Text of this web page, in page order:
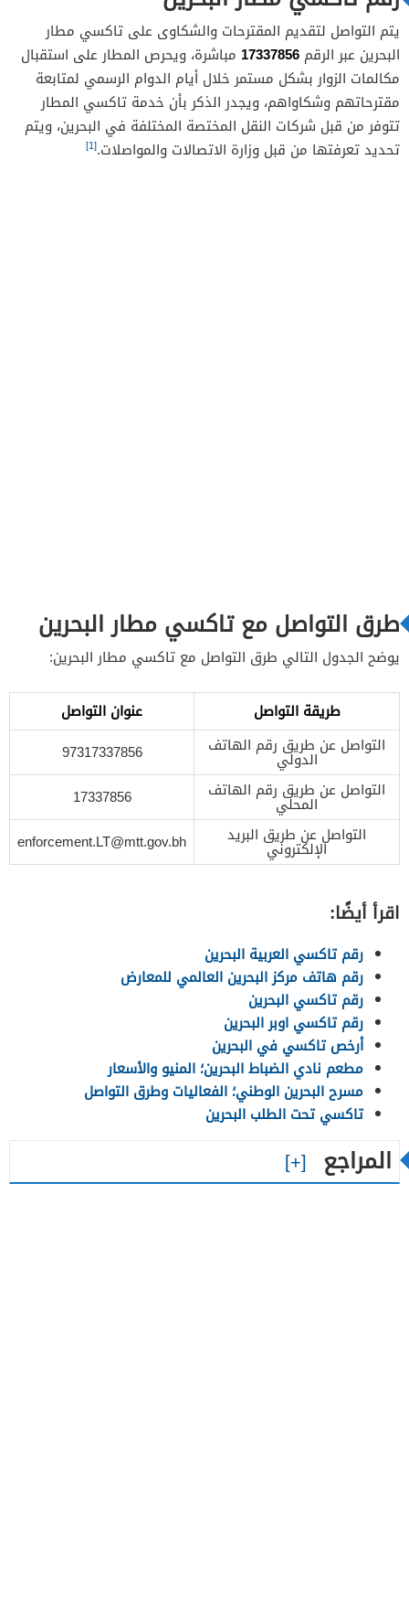
يتم التواصل لتقديم المقترحات والشكاوى على تاكسي مطار
البحرين عبر الرقم 17337856 مباشرة، ويحرص المطار على استقبال
مكالمات الزوار بشكل مستمر خلال أيام الدوام الرسمي لمتابعة
مقترحاتهم وشكاواهم، ويجدر الذكر بأن خدمة تاكسي المطار
تتوفر من قبل شركات النقل المختصة المختلفة في البحرين، ويتم
تحديد تعرفتها من قبل وزارة الاتصالات والمواصلات.[1]
طرق التواصل مع تاكسي مطار البحرين
يوضح الجدول التالي طرق التواصل مع تاكسي مطار البحرين:
طريقة التواصل
عنوان التواصل
التواصل عن طريق رقم الهاتف
الدولي
97317337856
التواصل عن طريق رقم الهاتف
المحلي
17337856
التواصل عن طريق البريد
الإلكتروني enforcement.LT@mtt.gov.bh
اقرأ أيضًا:
رقم تاكسي العربية البحرين
رقم هاتف مركز البحرين العالمي للمعارض
رقم تاكسي البحرين
رقم تاكسي اوبر البحرين
أرخص تاكسي في البحرين
مطعم نادي الضباط البحرين؛ المنيو والأسعار
مسرح البحرين الوطني؛ الفعاليات وطرق التواصل
تاكسي تحت الطلب البحرين
المراجع